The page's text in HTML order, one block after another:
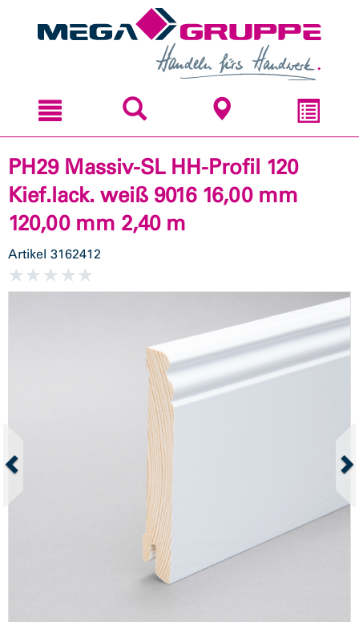
PH29 Massiv-SL HH-Profil 120
Kief.lack. weiß 9016 16,00 mm
120,00 mm 2,40 m
Artikel 3162412